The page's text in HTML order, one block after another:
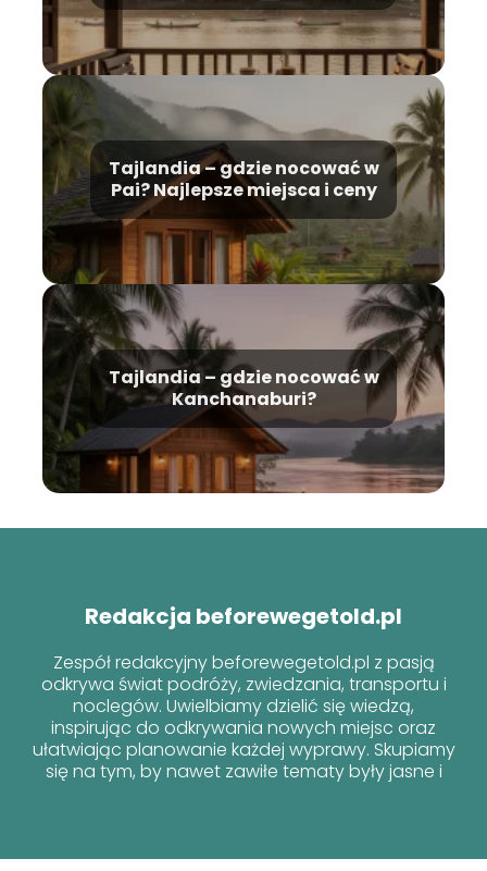
Tajlandia – gdzie nocować w
Pai? Najlepsze miejsca i ceny
Tajlandia – gdzie nocować w
Kanchanaburi?
Redakcja beforewegetold.pl
Zespół redakcyjny beforewegetold.pl z pasją
odkrywa świat podróży, zwiedzania, transportu i
noclegów. Uwielbiamy dzielić się wiedzą,
inspirując do odkrywania nowych miejsc oraz
ułatwiając planowanie każdej wyprawy. Skupiamy
się na tym, by nawet zawiłe tematy były jasne i